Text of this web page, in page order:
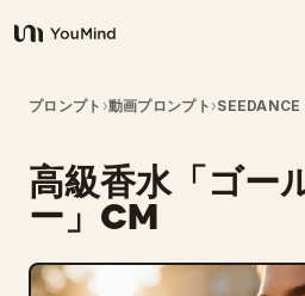
YouMind
概要
ユースケース
スキル
プロンプト ›動画プロンプト ›
高級香水「ゴー
ー」CM